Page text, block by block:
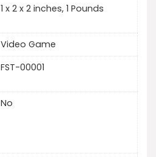
1 x 2 x 2 inches, 1 Pounds
Video Game
FST-00001
No